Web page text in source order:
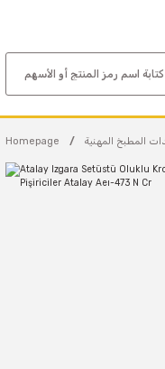
Homepage المطبخ المهنية